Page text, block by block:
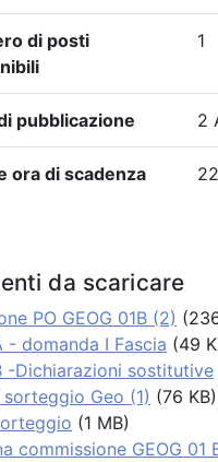
di posti
1
pubblicazione 2
ora di scadenza
da scaricare
PO GEOG 01B (2)
- domanda I Fascia (49
-Dichiarazioni sostitutive
Geo (1) (76 KB)
(1 MB)
commissione GEOG 01